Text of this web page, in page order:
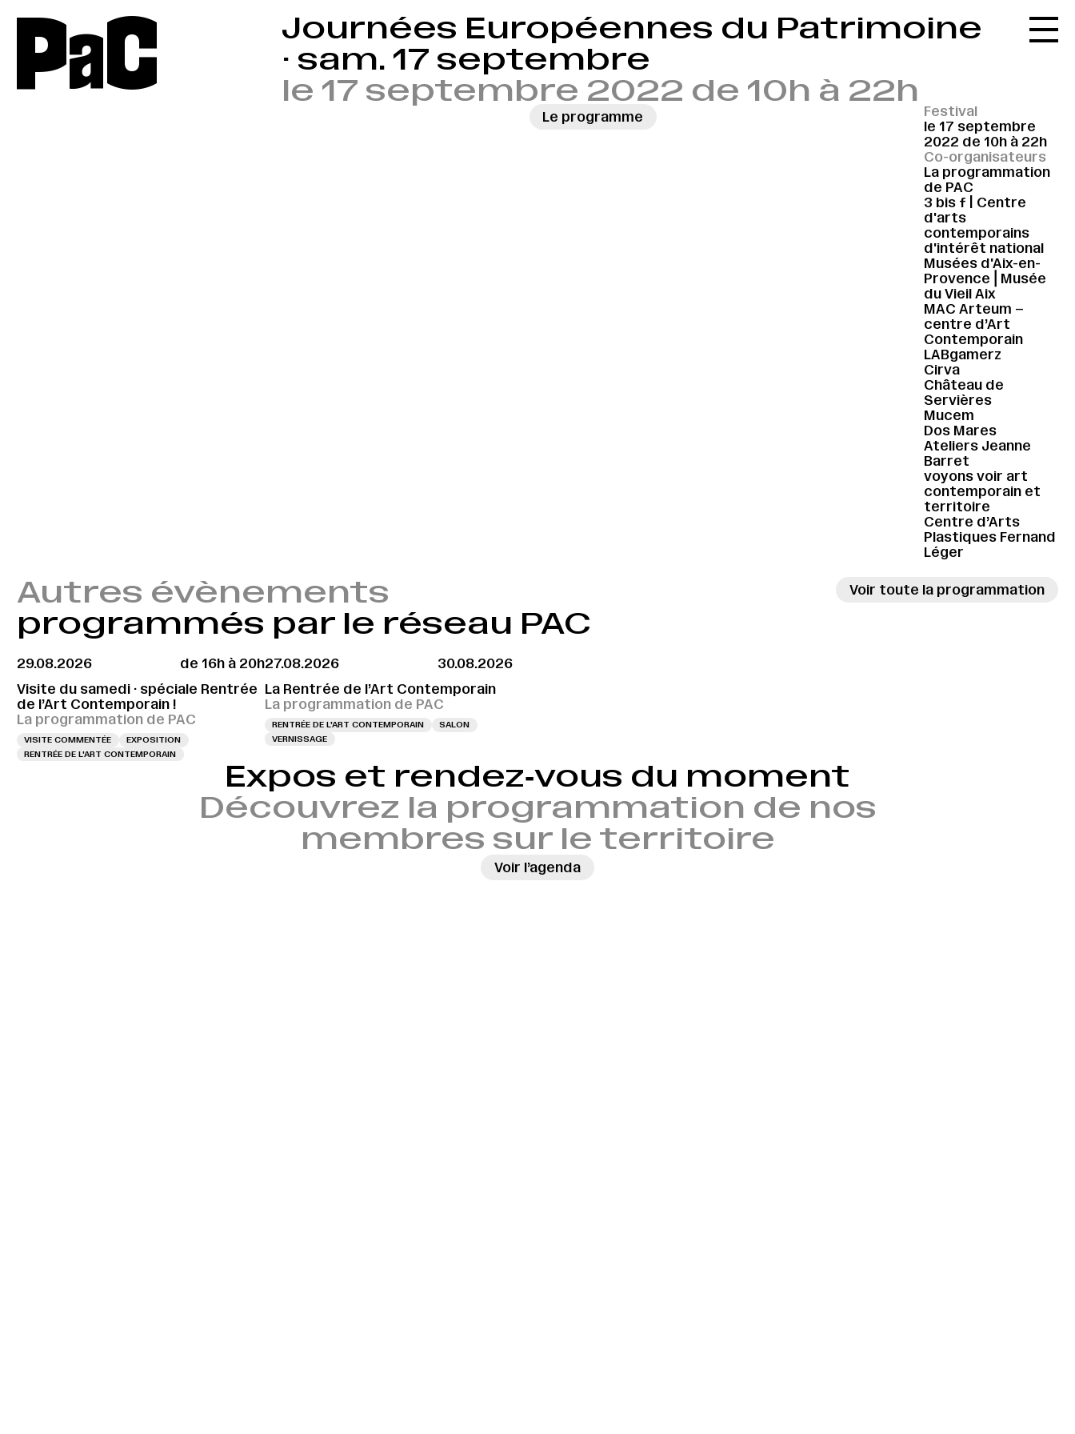
PaC
Accueil
L'agenda
La carte
Le festival
Le lieu
Les ressources
Le journal
Contact
Recherche
Journées Européennes du Patrimoine
· sam. 17 septembre
le 17 septembre 2022 de 10h à 22h
Le programme
Festival
le 17 septembre
2022 de 10h à 22h
Co-organisateurs
La programmation
de PAC
3 bis f | Centre
d'arts
contemporains
d'intérêt national
Musées d'Aix-en-
Provence⎪Musée
du Vieil Aix
MAC Arteum –
centre d’Art
Contemporain
LABgamerz
Cirva
Château de
Servières
Mucem
Dos Mares
Ateliers Jeanne
Barret
voyons voir art
contemporain et
territoire
Centre d’Arts
Plastiques Fernand
Léger
Autres évènements
programmés par le réseau PAC
Voir toute la programmation
29.08.2026
de 16h à 20h
Visite du samedi · spéciale Rentrée
de l’Art Contemporain !
La programmation de PAC
VISITE COMMENTÉE
EXPOSITION
RENTRÉE DE L'ART CONTEMPORAIN
27.08.2026
30.08.2026
La Rentrée de l’Art Contemporain
La programmation de PAC
RENTRÉE DE L'ART CONTEMPORAIN
SALON
VERNISSAGE
Expos et rendez‑vous du moment
Découvrez la programmation de nos
membres sur le territoire
Voir l’agenda